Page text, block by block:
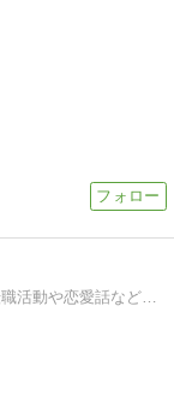
転職して4年、また退職しちゃいました！転職活動や恋愛話など、日々の情報配信中！基本は日記です。カテゴリ移動考え中。